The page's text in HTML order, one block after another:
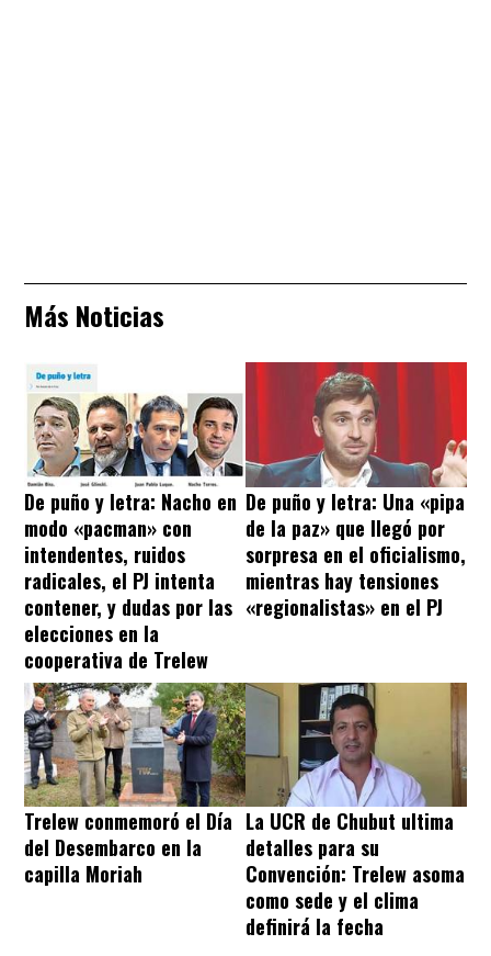
Más Noticias
De puño y letra: Nacho en
modo «pacman» con
intendentes, ruidos
radicales, el PJ intenta
contener, y dudas por las
elecciones en la
cooperativa de Trelew
De puño y letra: Una «pipa
de la paz» que llegó por
sorpresa en el oficialismo,
mientras hay tensiones
«regionalistas» en el PJ
Trelew conmemoró el Día
del Desembarco en la
capilla Moriah
La UCR de Chubut ultima
detalles para su
Convención: Trelew asoma
como sede y el clima
definirá la fecha